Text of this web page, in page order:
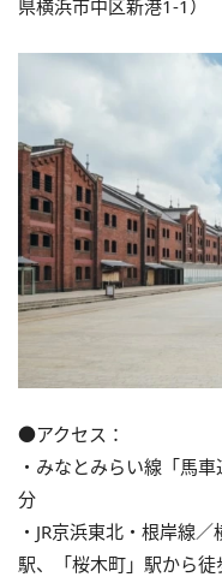
県横浜市中区新港1-1）
●アクセス：
・みなとみらい線「馬
分
・JR京浜東北・根岸線
駅、「桜木町」駅から